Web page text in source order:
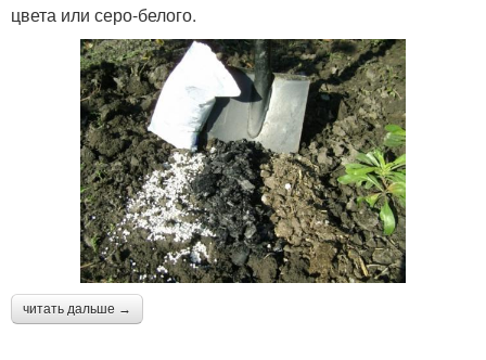
цвета или серо-белого.
читать дальше →